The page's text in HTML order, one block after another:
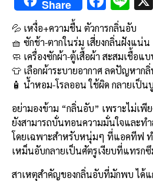
Share
ac
e
b
o
o
k
n
e
💦 เหงื่อ+ความชื้น ตัวการกลิ่นอับ
🧺 ซักช้า-ตากในร่ม เสี่ยงกลิ่นฝังแน่น
🧼 เครื่องซักผ้า-ตู้เสื้อผ้า สะสมเชื้อแ
👕 เลือกผ้าระบายอากาศ ลดปัญหาก
🧴 น้ำหอม-โรลออน ใช้ผิด กลายเป็น
อย่ามองข้าม “กลิ่นอับ” เพราะไม่เ
ยังสามารถบั่นทอนความมั่นใจและทำ
โดยเฉพาะสำหรับหนุ่มๆ ที่แอคทีฟ ท
เหม็นอับกลายเป็นศัตรูเงียบที่แทรก
สาเหตุสำคัญของกลิ่นอับที่มักพบ ได้